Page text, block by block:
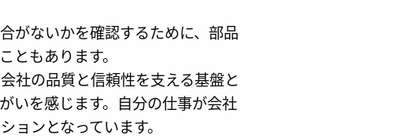
がないかを確認するために、部品
もあります。
社の品質と信頼性を支える基盤と
いを感じます。自分の仕事が会社
ンとなっています。